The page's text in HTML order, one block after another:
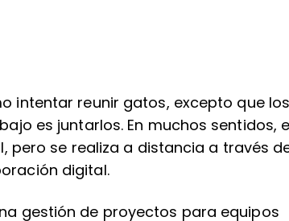
intentar reunir gatos, excepto que los
es juntarlos. En muchos sentidos,
pero se realiza a distancia a través
digital.
gestión de proyectos para equipos